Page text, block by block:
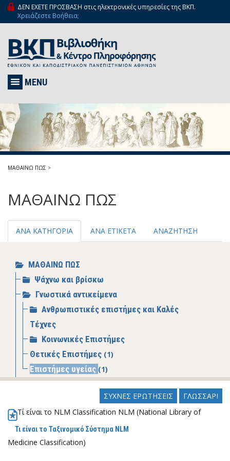
ΔΕΝ ΕΧΕΤΕ ΠΡΟΣΒΑΣΗ στις ηλεκτρονικές υπηρεσίες της ΒΚΠ.
Χρειάζεστε Βοήθεια;
MENU
ΜΑΘΑΙΝΩ ΠΩΣ >
ΜΑΘΑΙΝΩ ΠΩΣ
ΑΝΑ ΚΑΤΗΓΟΡΙΑ ΑΝΑ ΕΤΙΚΕΤΑ ΑΝΑΖΗΤΗΣΗ
ΜΑΘΑΙΝΩ ΠΩΣ
Ψάχνω και βρίσκω
Γνωστικά αντικείμενα
Ανθρωπιστικές επιστήμες και Καλές
Τέχνες
Κοινωνικές Επιστήμες
Θετικές Επιστήμες (1)
Επιστήμες υγείας (1)
Ιδιότητα
Πέργαμος: ιδρυματικό αποθετήριο
Ανοικτή Επιστήμη
ΣΥΧΝΕΣ ΕΡΩΤΗΣΕΙΣ ΓΛΩΣΣΑΡΙ
Τι είναι το Ταξινομικό Σύστημα NLM
Τί είναι το NLM Classification NLM (National Library of
Medicine Classification)